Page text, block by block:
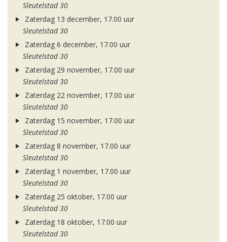
Sleutelstad 30
Zaterdag 13 december, 17.00 uur
Sleutelstad 30
Zaterdag 6 december, 17.00 uur
Sleutelstad 30
Zaterdag 29 november, 17.00 uur
Sleutelstad 30
Zaterdag 22 november, 17.00 uur
Sleutelstad 30
Zaterdag 15 november, 17.00 uur
Sleutelstad 30
Zaterdag 8 november, 17.00 uur
Sleutelstad 30
Zaterdag 1 november, 17.00 uur
Sleutelstad 30
Zaterdag 25 oktober, 17.00 uur
Sleutelstad 30
Zaterdag 18 oktober, 17.00 uur
Sleutelstad 30